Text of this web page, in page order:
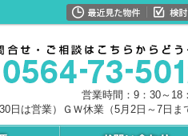
営業時間：9：30～18
日は営業）ＧＷ休業（5月2日～7日ま